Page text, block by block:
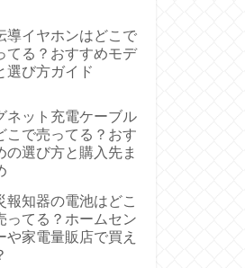
導イヤホンはどこで
てる？おすすめモデ
選び方ガイド
ネット充電ケーブル
こで売ってる？おす
の選び方と購入先ま
報知器の電池はどこ
ってる？ホームセン
や家電量販店で買え